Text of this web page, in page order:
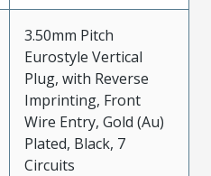
3.50mm Pitch
Eurostyle Vertical
Plug, with Reverse
Imprinting, Front
Wire Entry, Gold (Au)
Plated, Black, 7
Circuits